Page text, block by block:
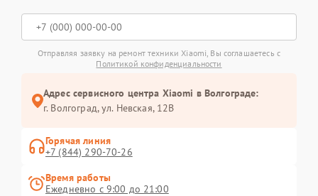
Отправляя заявку на ремонт техники Xiaomi, Вы соглашаетесь с
Политикой конфиденциальности
Адрес сервисного центра Xiaomi в Волгограде:
г. Волгоград, ул. Невская, 12В
Горячая линия
+7 (844) 290-70-26
Время работы
Ежедневно с 9:00 до 21:00